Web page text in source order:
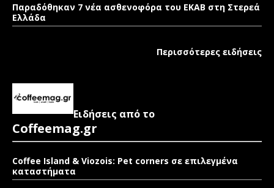
Παραδόθηκαν 7 νέα ασθενοφόρα του ΕΚΑΒ στη Στερεά
Ελλάδα
Περισσότερες ειδήσεις
Ειδήσεις από το
Coffeemag.gr
Coffee Island & Viozois: Pet corners σε επιλεγμένα
καταστήματα